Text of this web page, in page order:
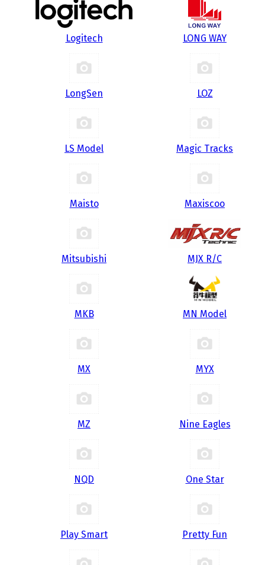
Logitech LONG WAY
LongSen LOZ
LS Model Magic Tracks
Maisto Maxiscoo
Mitsubishi MJX R/C
MKB MN Model
MX MYX
MZ Nine Eagles
NQD One Star
Play Smart Pretty Fun